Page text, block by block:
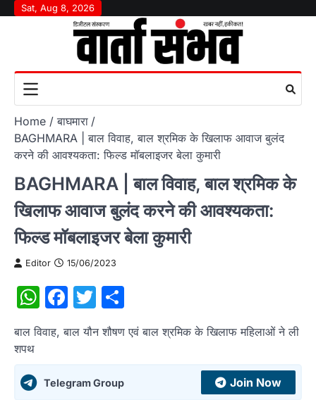
SkipSat, Aug 8, 2026
Home
बाघमारा
BAGHMARA | बाल विवाह, बाल श्रमिक के खिलाफ आवाज बुलंद
करने की आवश्यकता: फिल्ड मॉबलाइजर बेला कुमारी
BAGHMARA | बाल विवाह, बाल श्रमिक के
खिलाफ आवाज बुलंद करने की आवश्यकता:
फिल्ड मॉबलाइजर बेला कुमारी
Editor 15/06/2023
WhatsApp
Facebook
Twitter
बाल विवाह, बाल यौन शौषण एवं बाल श्रमिक के खिलाफ महिलाओं ने ली
शपथ
Telegram Group Join Now